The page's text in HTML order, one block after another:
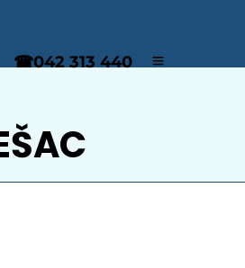
☎042 313 440